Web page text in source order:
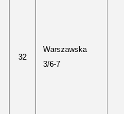
32
Warszawska
3/6-7